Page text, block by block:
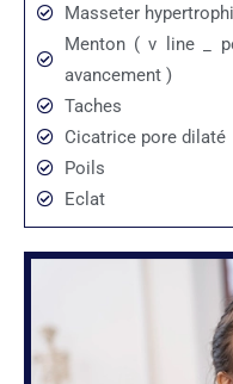
Masseter
Menton ( v line _
avancement )
Taches
Cicatrice pore dilaté
Poils
Eclat